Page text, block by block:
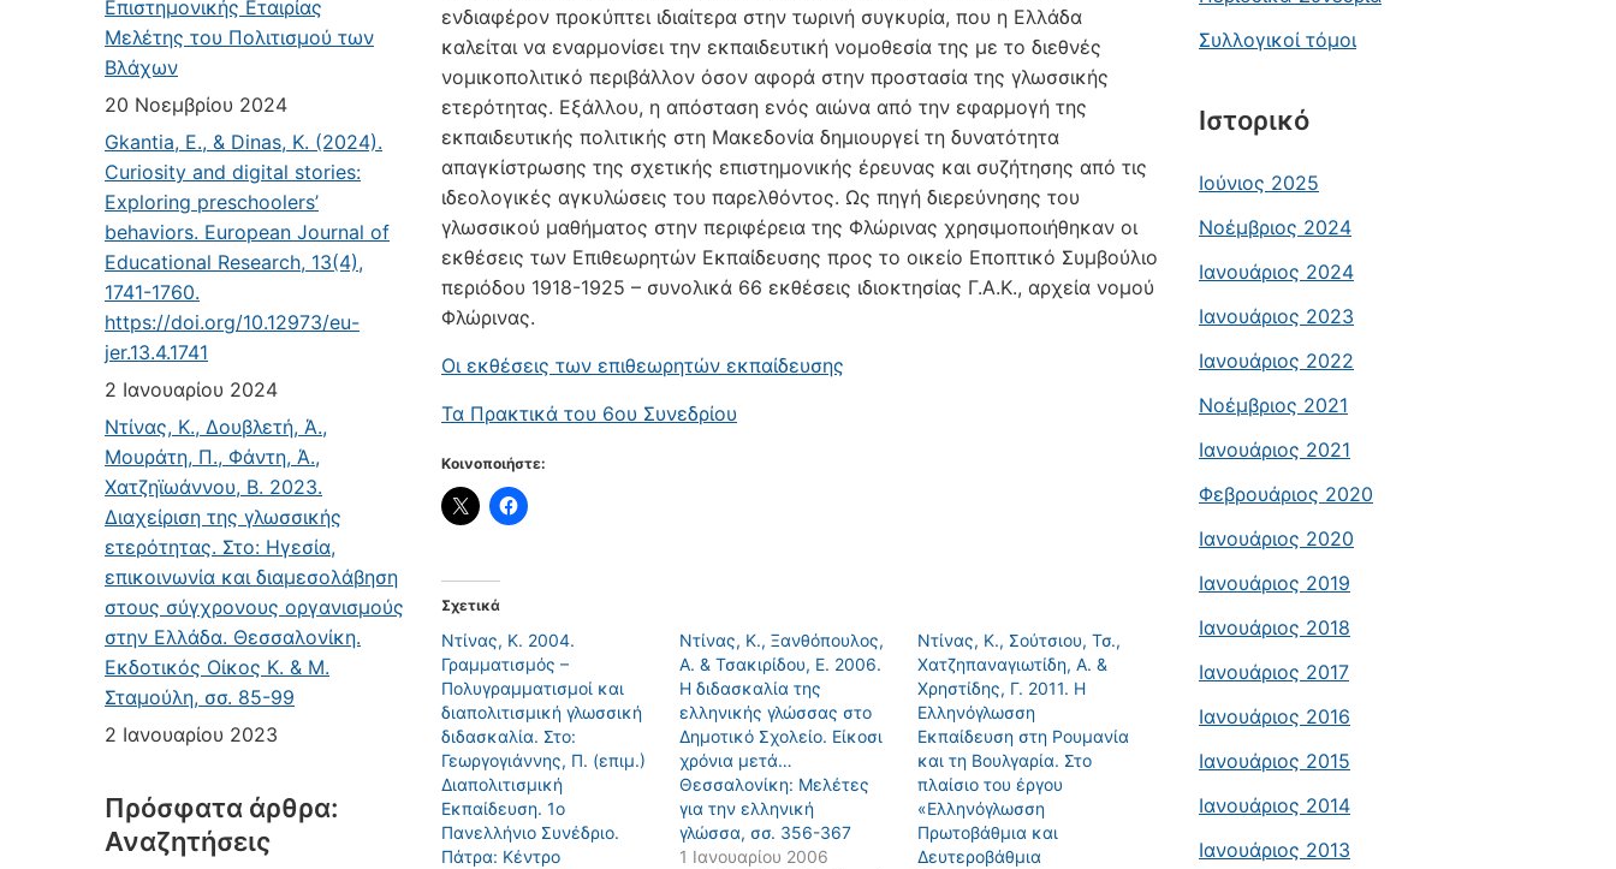
Επιστημονικής Εταιρίας
Μελέτης του Πολιτισμού των
Βλάχων
20 Νοεμβρίου 2024
Gkantia, E., & Dinas, K. (2024).
Curiosity and digital stories:
Exploring preschoolers’
behaviors. European Journal of
Educational Research, 13(4),
1741-1760.
https://doi.org/10.12973/eu-
jer.13.4.1741
2 Ιανουαρίου 2024
Ντίνας, Κ., Δουβλετή, Ά.,
Μουράτη, Π., Φάντη, Ά.,
Χατζηϊωάννου, Β. 2023.
Διαχείριση της γλωσσικής
ετερότητας. Στο: Ηγεσία,
επικοινωνία και διαμεσολάβηση
στους σύγχρονους οργανισμούς
στην Ελλάδα. Θεσσαλονίκη.
Εκδοτικός Οίκος Κ. & Μ.
Σταμούλη, σσ. 85-99
2 Ιανουαρίου 2023
Πρόσφατα άρθρα:
Αναζητήσεις
ενδιαφέρον προκύπτει ιδιαίτερα στην τωρινή συγκυρία, που η Ελλάδα
καλείται να εναρμονίσει την εκπαιδευτική νομοθεσία της με το διεθνές
νομικοπολιτικό περιβάλλον όσον αφορά στην προστασία της γλωσσικής
ετερότητας. Εξάλλου, η απόσταση ενός αιώνα από την εφαρμογή της
εκπαιδευτικής πολιτικής στη Μακεδονία δημιουργεί τη δυνατότητα
απαγκίστρωσης της σχετικής επιστημονικής έρευνας και συζήτησης από τις
ιδεολογικές αγκυλώσεις του παρελθόντος. Ως πηγή διερεύνησης του
γλωσσικού μαθήματος στην περιφέρεια της Φλώρινας χρησιμοποιήθηκαν οι
εκθέσεις των Επιθεωρητών Εκπαίδευσης προς το οικείο Εποπτικό Συμβούλιο
περιόδου 1918-1925 – συνολικά 66 εκθέσεις ιδιοκτησίας Γ.Α.Κ., αρχεία νομού
Φλώρινας.
Οι εκθέσεις των επιθεωρητών εκπαίδευσης
Τα Πρακτικά του 6ου Συνεδρίου
Κοινοποιήστε:
Σχετικά
Ντίνας, Κ. 2004.
Γραμματισμός –
Πολυγραμματισμοί και
διαπολιτισμική γλωσσική
διδασκαλία. Στο:
Γεωργογιάννης, Π. (επιμ.)
Διαπολιτισμική
Εκπαίδευση. 1ο
Πανελλήνιο Συνέδριο.
Πάτρα: Κέντρο
Ντίνας, Κ., Ξανθόπουλος,
Α. & Τσακιρίδου, Ε. 2006.
Η διδασκαλία της
ελληνικής γλώσσας στο
Δημοτικό Σχολείο. Είκοσι
χρόνια μετά…
Θεσσαλονίκη: Mελέτες
για την ελληνική
γλώσσα, σσ. 356-367
1 Ιανουαρίου 2006
Ντίνας, Κ., Σούτσιου, Τσ.,
Χατζηπαναγιωτίδη, Α. &
Χρηστίδης, Γ. 2011. Η
Ελληνόγλωσση
Εκπαίδευση στη Ρουμανία
και τη Βουλγαρία. Στο
πλαίσιο του έργου
«Ελληνόγλωσση
Πρωτοβάθμια και
Δευτεροβάθμια
Συλλογικοί τόμοι
Ιστορικό
Ιούνιος 2025
Νοέμβριος 2024
Ιανουάριος 2024
Ιανουάριος 2023
Ιανουάριος 2022
Νοέμβριος 2021
Ιανουάριος 2021
Φεβρουάριος 2020
Ιανουάριος 2020
Ιανουάριος 2019
Ιανουάριος 2018
Ιανουάριος 2017
Ιανουάριος 2016
Ιανουάριος 2015
Ιανουάριος 2014
Ιανουάριος 2013